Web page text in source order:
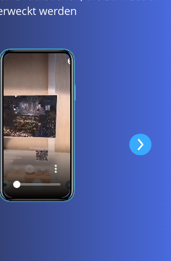
werden